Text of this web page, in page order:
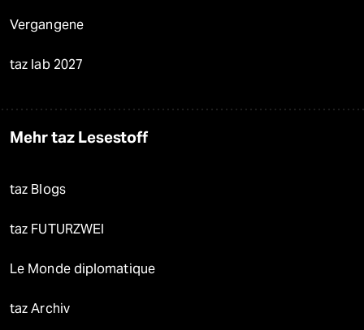
Vergangene
taz lab 2027
Mehr taz Lesestoff
taz Blogs
taz FUTURZWEI
Le Monde diplomatique
taz Archiv